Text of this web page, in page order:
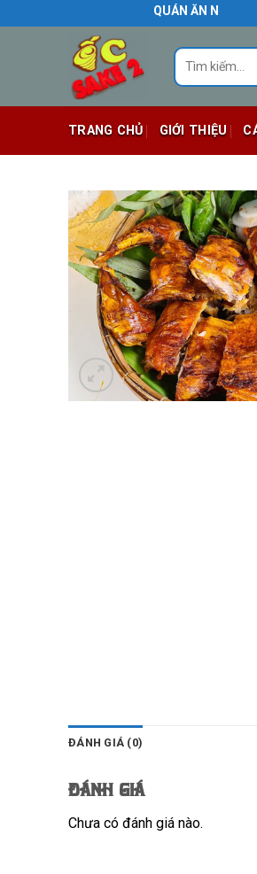
to
QUÁN ĂN NGON BIÊN
Tìm
kiếm:
TRANG CHỦ GIỚI THIỆU
ĐÁNH GIÁ (0)
Đánh giá
Chưa có đánh giá nào.